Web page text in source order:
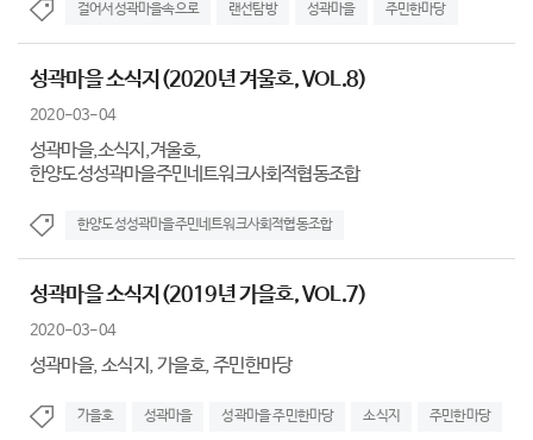
걸어서성곽마을속으로 랜선탐방 성곽마을 주민한마당
성곽마을 소식지(2020년 겨울호, VOL.8)
2020-03-04
성곽마을,소식지,겨울호,
한양도성성곽마을주민네트워크사회적협동조합
한양도성성곽마을주민네트워크사회적협동조합
성곽마을 소식지(2019년 가을호, VOL.7)
2020-03-04
성곽마을, 소식지, 가을호, 주민한마당
가을호 성곽마을 성곽마을 주민한마당 소식지 주민한마당